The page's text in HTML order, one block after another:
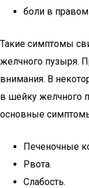
боли в
Такие симптомы
желчного пузыря.
внимания. В
в шейку желчного
основные
Печеночные
Рвота.
Слабость.